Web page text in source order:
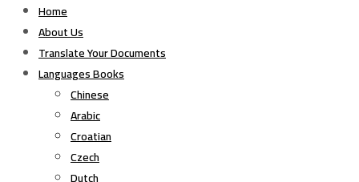
Home
About Us
Translate Your Documents
Languages Books
Chinese
Arabic
Croatian
Czech